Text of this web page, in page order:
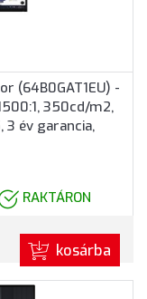
(64B0GAT1EU) -
350cd/m2,
3 év garancia,
RAKTÁRON
kosárba